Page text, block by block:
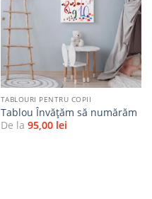
Adaugă
la
favorite
TABLOURI PENTRU COPII
Tablou Învățăm să numărăm
De la 95,00 lei